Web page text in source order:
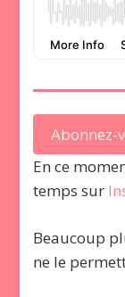
Abonnez-
En ce
temps sur
Beaucoup
ne le